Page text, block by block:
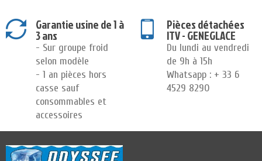
Garantie usine de 1 à
3 ans
- Sur groupe froid
selon modèle
- 1 an pièces hors
casse sauf
consommables et
accessoires
Pièces détachées
ITV - GENEGLACE
Du lundi au vendredi
de 9h à 15h
Whatsapp : + 33 6
4529 8290